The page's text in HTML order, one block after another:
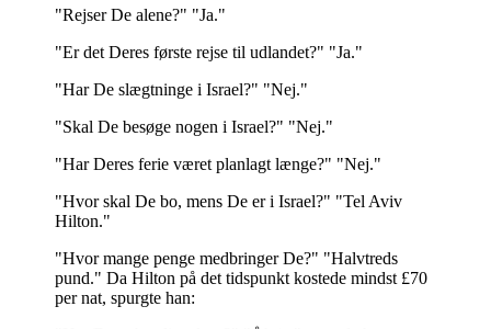
"Rejser De alene?" "Ja."
"Er det Deres første rejse til udlandet?" "Ja."
"Har De slægtninge i Israel?" "Nej."
"Skal De besøge nogen i Israel?" "Nej."
"Har Deres ferie været planlagt længe?" "Nej."
"Hvor skal De bo, mens De er i Israel?" "Tel Aviv
Hilton."
"Hvor mange penge medbringer De?" "Halvtreds
pund." Da Hilton på det tidspunkt kostede mindst £70
per nat, spurgte han: